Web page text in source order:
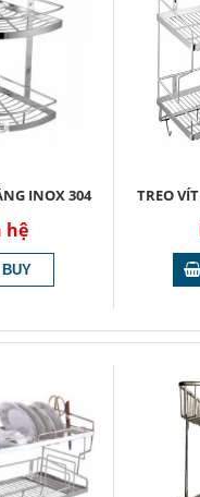
INOX 304
hệ
TREO